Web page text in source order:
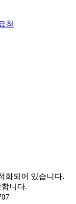
청
화되어 있습니다.
니다.